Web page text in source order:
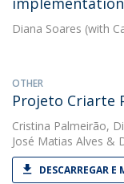
Diana Soares (with
OTHER
Projeto Criarte
Cristina Palmeirão,
José Matias Alves &
DESCARREGAR E